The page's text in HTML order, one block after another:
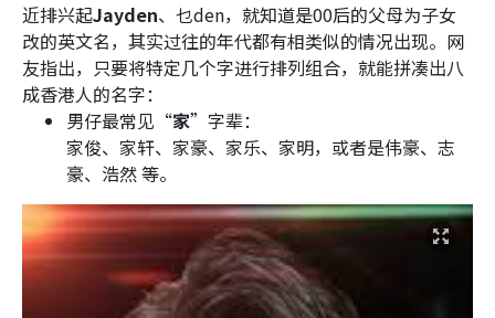
近排兴起Jayden、乜den，就知道是00后的父母为子女
改的英文名，其实过往的年代都有相类似的情况出现。网
友指出，只要将特定几个字进行排列组合，就能拼凑出八
成香港人的名字：
男仔最常见“家”字辈：
家俊、家轩、家豪、家乐、家明，或者是伟豪、志
豪、浩然 等。